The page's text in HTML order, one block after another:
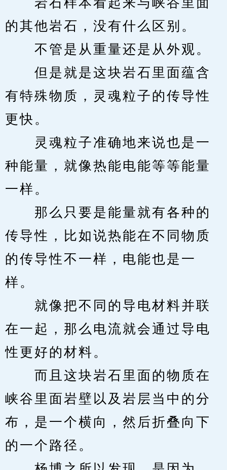
的其他岩石，没有什么区别。
不管是从重量还是从外观。
但是就是这块岩石里面蕴含
有特殊物质，灵魂粒子的传导性
更快。
灵魂粒子准确地来说也是一
种能量，就像热能电能等等能量
一样。
那么只要是能量就有各种的
传导性，比如说热能在不同物质
的传导性不一样，电能也是一
样。
就像把不同的导电材料并联
在一起，那么电流就会通过导电
性更好的材料。
而且这块岩石里面的物质在
峡谷里面岩壁以及岩层当中的分
布，是一个横向，然后折叠向下
的一个路径。